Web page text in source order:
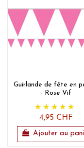
Guirlande de fête en
- Rose Vif
4,95 CHF
Ajouter au